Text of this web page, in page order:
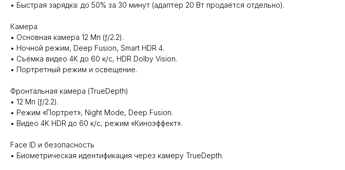
• Быстрая зарядка: до 50% за 30 минут (адаптер 20 Вт продаётся отдельно).
Камера
• Основная камера 12 Мп (ƒ/2.2).
• Ночной режим, Deep Fusion, Smart HDR 4.
• Съёмка видео 4K до 60 к/с, HDR Dolby Vision.
• Портретный режим и освещение.
Фронтальная камера (TrueDepth)
• 12 Мп (ƒ/2.2).
• Режим «Портрет», Night Mode, Deep Fusion.
• Видео 4K HDR до 60 к/с, режим «Киноэффект».
Face ID и безопасность
• Биометрическая идентификация через камеру TrueDepth.